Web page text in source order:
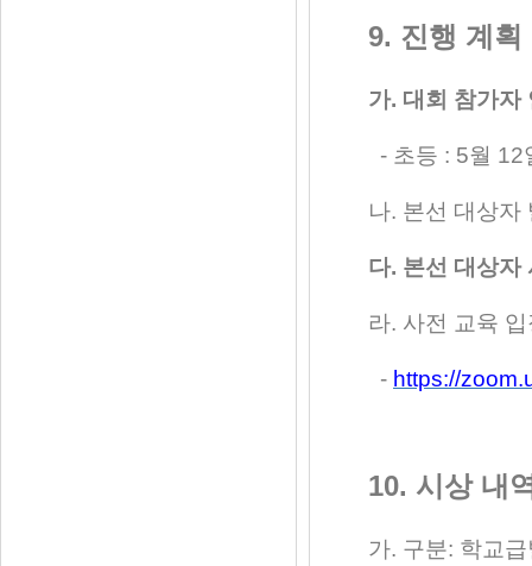
9. 진행 계획
가. 대회 참가자
- 초등 : 5월 12
나. 본선 대상자
다. 본선 대상자
라. 사전 교육
- https://
10. 시상 내
가. 구분: 학교